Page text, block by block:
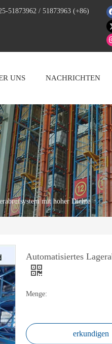
51873962 / 51873963 (+86)
UNS NACHRICHTEN
mit hoher Dichte
Automatisiertes
Menge:
erkundigen